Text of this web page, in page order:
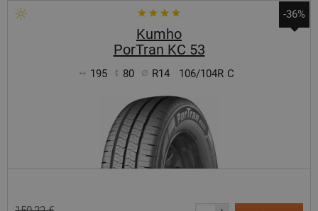
-36%
Kumho
PorTran KC 53
195 80 R14 106/104R C